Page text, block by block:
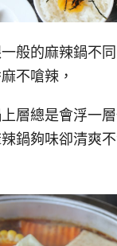
般的麻辣鍋不
不嗆辣，
層總是會浮一
鍋夠味卻清爽